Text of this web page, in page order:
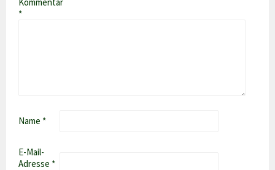
*
Name *
E-Mail-
Adresse *